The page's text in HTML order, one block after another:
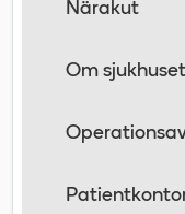
Närakut
Om sjukhuset